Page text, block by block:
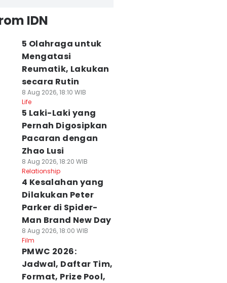
IDN
5 Olahraga untuk
Mengatasi
Reumatik, Lakukan
secara Rutin
8 Aug 2026, 18:10 WIB
Life
5 Laki-Laki yang
Pernah Digosipkan
Pacaran dengan
Zhao Lusi
8 Aug 2026, 18:20 WIB
Relationship
4 Kesalahan yang
Dilakukan Peter
Parker di Spider-
Man Brand New Day
8 Aug 2026, 18:00 WIB
Film
PMWC 2026:
Jadwal, Daftar Tim,
Format, Prize Pool,